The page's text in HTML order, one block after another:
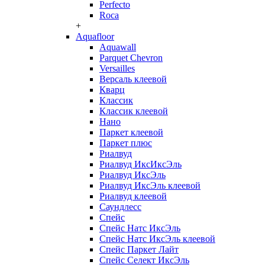
Perfecto
Roca
+
Aquafloor
Aquawall
Parquet Chevron
Versailles
Версаль клеевой
Кварц
Классик
Классик клеевой
Нано
Паркет клеевой
Паркет плюс
Риалвуд
Риалвуд ИксИксЭль
Риалвуд ИксЭль
Риалвуд ИксЭль клеевой
Риалвуд клеевой
Саундлесс
Спейс
Спейс Натс ИксЭль
Спейс Натс ИксЭль клеевой
Спейс Паркет Лайт
Спейс Селект ИксЭль